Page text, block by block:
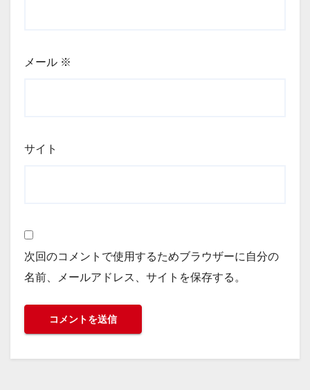
メール ※
サイト
次回のコメントで使用するためブラウザーに自分の
名前、メールアドレス、サイトを保存する。